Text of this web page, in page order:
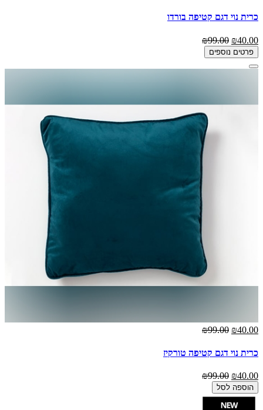
כרית נוי דגם קטיפה בורדו
₪40.00
₪99.00
פרטים נוספים
₪40.00
₪99.00
כרית נוי דגם קטיפה טורקיז
₪40.00
₪99.00
הוספה לסל